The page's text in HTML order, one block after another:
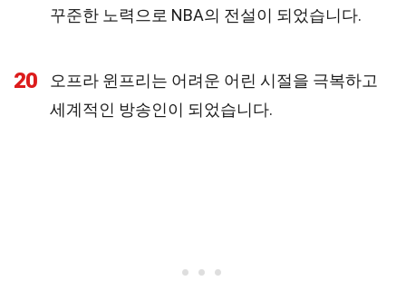
꾸준한 노력으로 NBA의 전설이 되었습니다.
20
오프라 윈프리는 어려운 어린 시절을 극복하고
세계적인 방송인이 되었습니다.